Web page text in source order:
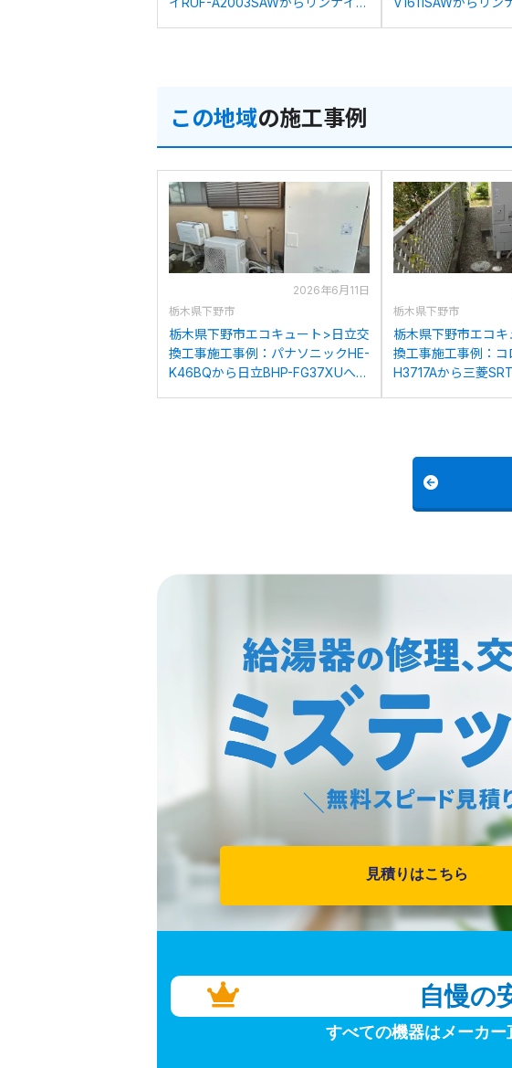
この地域の施工事例
2026年6月11日
栃木県下野市
栃木県下野市エコキュート>日立交
換工事施工事例：パナソニックHE-
K46BQから日立BHP-FG37XUへの
栃木県下野市
栃木県下野市エコ
換工事施工事例：コ
H3717Aから三菱
見積りはこちら
自慢の
すべての機器はメーカー